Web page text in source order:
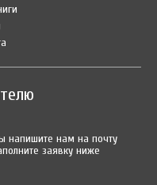
напишите нам на почту
заявку ниже